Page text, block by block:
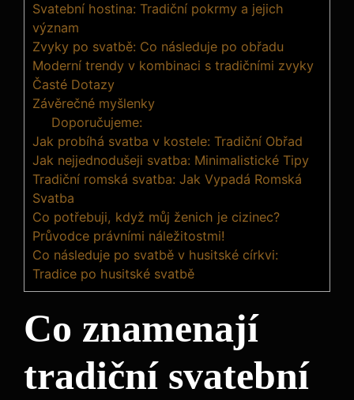
Svatební hostina: Tradiční pokrmy a jejich
význam
Zvyky po svatbě: Co následuje po obřadu
Moderní trendy v kombinaci s tradičními zvyky
Časté Dotazy
Závěrečné myšlenky
Doporučujeme:
Jak probíhá svatba v kostele: Tradiční Obřad
Jak nejjednodušeji svatba: Minimalistické Tipy
Tradiční romská svatba: Jak Vypadá Romská
Svatba
Co potřebuji, když můj ženich je cizinec?
Průvodce právními náležitostmi!
Co následuje po svatbě v husitské církvi:
Tradice po husitské svatbě
Co znamenají
tradiční svatební